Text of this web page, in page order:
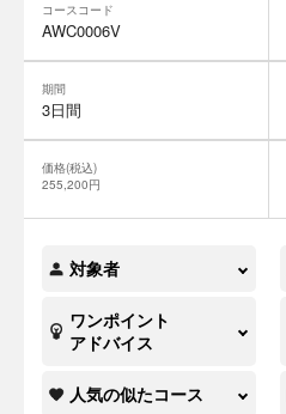
コースコード
AWC0006V
期間
3日間
価格(税込)
255,200円
対象者
ワンポイント
アドバイス
人気の似たコース